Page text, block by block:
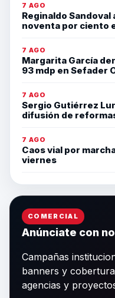
7 AGO
Reginaldo
noventa por ciento
7 AGO
Margarita García
93 mdp en Sefader
7 AGO
Sergio Gutiérrez
difusión de
7 AGO
Caos vial por
viernes
COMERCIAL
Anúnciate con
Campañas
banners y
agencias y